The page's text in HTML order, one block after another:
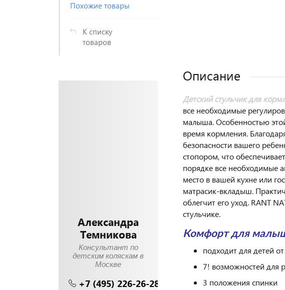
Похожие товары
К списку
товаров
Александра
Темникова
Консультант по
детским коляскам в
Москве
+7 (495) 226-26-28
Описание
Детский стульчик для
все необходимые
малыша. Особенностью
время кормления.
безопасности вашего
стопором, что
порядке все необходимые
место в вашей кухне или
матрасик-вкладыш.
облегчит его уход. RANT
стульчике.
Комфорт для
подходит для детей
7! возможностей для
3 положения спинки